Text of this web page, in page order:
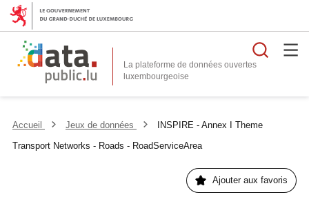
La plateforme de données ouvertes
Accueil Jeux de données
INSPIRE - Annex I Theme
Transport Networks - Roads - RoadServiceArea
Ajouter aux favoris